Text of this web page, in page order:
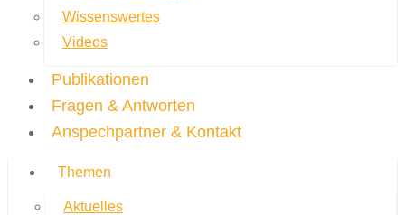
Wissenswertes
Videos
Publikationen
Fragen & Antworten
Anspechpartner & Kontakt
Themen
Aktuelles